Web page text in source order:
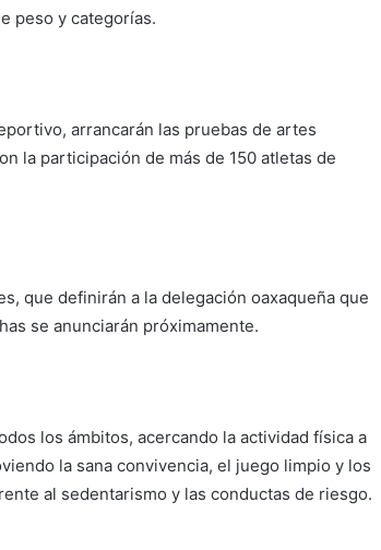
peso y categorías.
arrancarán las pruebas de artes
la participación de más de 150 atletas de
que definirán a la delegación oaxaqueña que
se anunciarán próximamente.
los ámbitos, acercando la actividad física a
la sana convivencia, el juego limpio y los
al sedentarismo y las conductas de riesgo.